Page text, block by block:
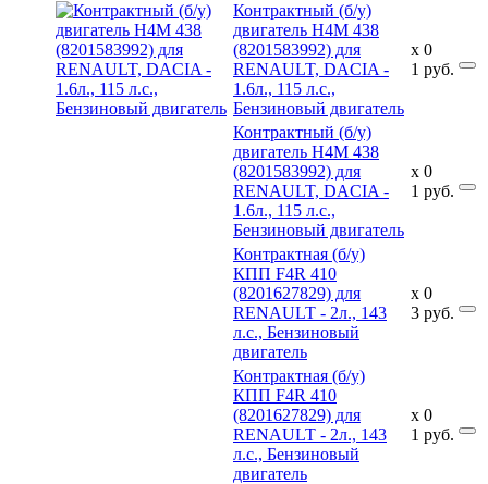
Контрактный (б/у)
двигатель H4M 438
(8201583992) для
RENAULT, DACIA -
1.6л., 115 л.с.,
Бензиновый двигатель
x
1
0
руб.
Контрактный (б/у)
двигатель H4M 438
(8201583992) для
RENAULT, DACIA -
1.6л., 115 л.с.,
Бензиновый двигатель
x
1
0
руб.
Контрактная (б/у)
КПП F4R 410
(8201627829) для
RENAULT - 2л., 143
л.с., Бензиновый
двигатель
x
3
0
руб.
Контрактная (б/у)
КПП F4R 410
(8201627829) для
RENAULT - 2л., 143
л.с., Бензиновый
двигатель
x
1
0
руб.